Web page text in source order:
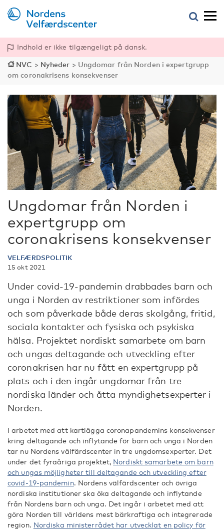
Indhold er ikke tilgængeligt på dansk.
NVC > Nyheder > Ungdomar från Norden i expertgrupp
om coronakrisens konsekvenser
Ungdomar från Norden i
expertgrupp om
coronakrisens konsekvenser
VELFÆRDSPOLITIK
15 okt 2021
Under covid-19-pandemin drabbades barn och
unga i Norden av restriktioner som infördes
och som påverkade både deras skolgång, fritid,
sociala kontakter och fysiska och psykiska
hälsa. Projektet nordiskt samarbete om barn
och ungas deltagande och utveckling efter
coronakrisen har nu fått en expertgrupp på
plats och i den ingår ungdomar från tre
nordiska länder och åtta myndighetsexperter i
Norden.
I arbetet med att kartlägga coronapandemins konsekvenser
kring deltagande och inflytande för barn och unga i Norden
tar nu Nordens välfärdscenter in tre ungdomsexperter. Det
under det fyraåriga projektet, Nordiskt samarbete om barn
och ungas möjligheter till deltagande och utveckling efter
covid-19-pandemin. Nordens välfärdscenter och övriga
nordiska institutioner ska öka deltagande och inflytande
från Nordens barn och unga. Det ingår i arbetet med att
göra Norden till världens mest bärkraftiga och integrerade
region. Nordiska ministerrådet har utvecklat en policy för